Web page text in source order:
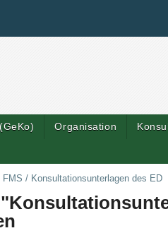
Organisation
FMS / Konsultationsunterlagen des ED